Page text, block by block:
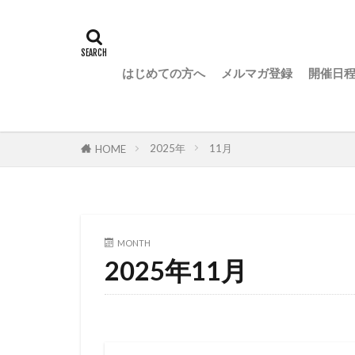
はじめての方へ メルマガ登録 開催日程
HOME 2025年 11月
MONTH
2025年11月